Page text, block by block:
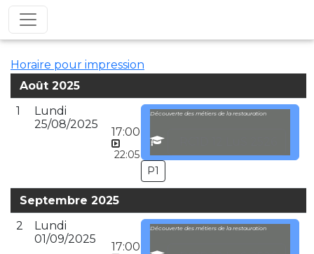
Horaire pour impression
Août 2025
1
Lundi
25/08/2025
17:00
22:05
Découverte des métiers de la restauration
P1
Septembre 2025
2
Lundi
01/09/2025
17:00
Découverte des métiers de la restauration